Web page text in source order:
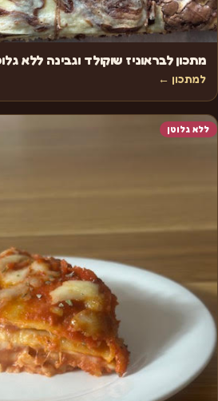
מתכון לבראוניז שוקולד וגבינה ללא
למתכון ←
ללא גלוטן